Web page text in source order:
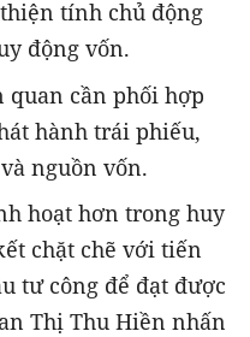
tính chủ động
động vốn.
quan cần phối hợp
hành trái phiếu,
nguồn vốn.
hoạt hơn trong huy
chặt chẽ với tiến
tư công để đạt được
Thị Thu Hiền nhấn